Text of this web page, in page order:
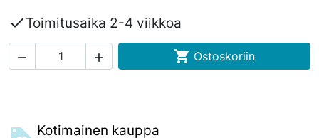
Toimitusaika 2-4 viikkoa
   Ostoskoriin
Kotimainen kauppa